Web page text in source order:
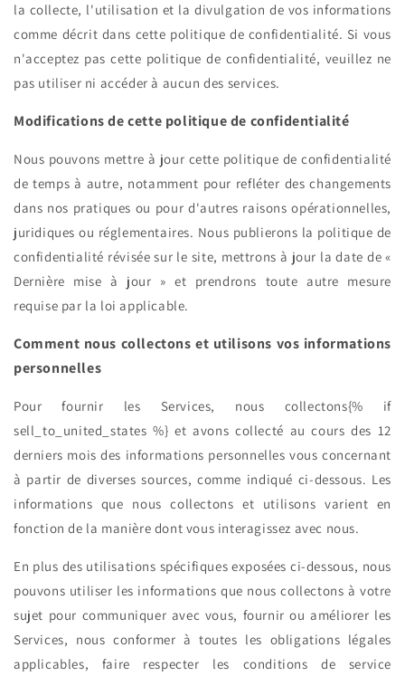
la collecte, l'utilisation et la divulgation de vos informations
comme décrit dans cette politique de confidentialité. Si vous
n'acceptez pas cette politique de confidentialité, veuillez ne
pas utiliser ni accéder à aucun des services.
Modifications de cette politique de confidentialité
Nous pouvons mettre à jour cette politique de confidentialité
de temps à autre, notamment pour refléter des changements
dans nos pratiques ou pour d'autres raisons opérationnelles,
juridiques ou réglementaires. Nous publierons la politique de
confidentialité révisée sur le site, mettrons à jour la date de «
Dernière mise à jour » et prendrons toute autre mesure
requise par la loi applicable.
Comment nous collectons et utilisons vos informations
personnelles
Pour fournir les Services, nous collectons{% if
sell_to_united_states %} et avons collecté au cours des 12
derniers mois des informations personnelles vous concernant
à partir de diverses sources, comme indiqué ci-dessous. Les
informations que nous collectons et utilisons varient en
fonction de la manière dont vous interagissez avec nous.
En plus des utilisations spécifiques exposées ci-dessous, nous
pouvons utiliser les informations que nous collectons à votre
sujet pour communiquer avec vous, fournir ou améliorer les
Services, nous conformer à toutes les obligations légales
applicables, faire respecter les conditions de service